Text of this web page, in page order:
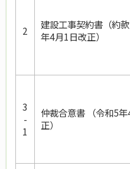
2 建設工事契約書（約款
年4月1日改正）
3
-
1
仲裁合意書 （令和5
正）